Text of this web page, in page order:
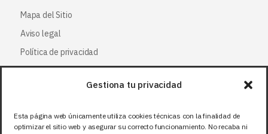
Gestiona tu privacidad
Esta página web únicamente utiliza cookies técnicas con la finalidad de
optimizar el sitio web y asegurar su correcto funcionamiento. No recaba ni
Mapa del Sitio
Aviso legal
Política de privacidad
Política de cookies
Síguenos